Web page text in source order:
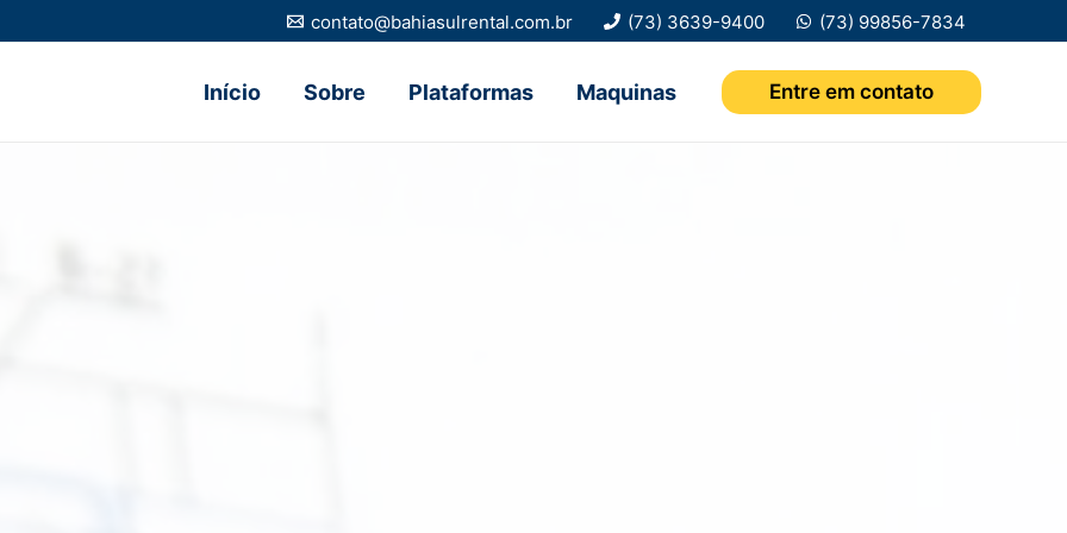
contato@bahiasulrental.com.br (73) 3639-9400 (73) 99856-7834
Início Sobre Plataformas Maquinas Entre em contato